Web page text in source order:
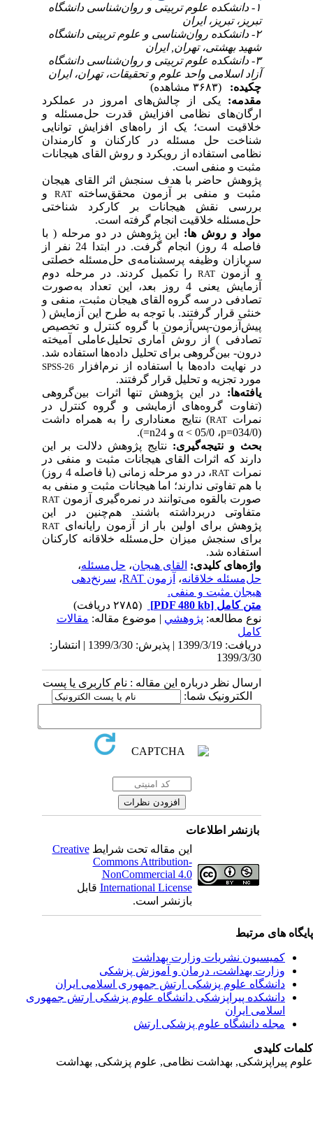
۱- دانشکده علوم تربیتی و روان‌شناسی دانشگاه
تبریز، تبریز، ایران
۲- دانشکده روان‌شناسی و علوم تربیتی دانشگاه
شهید بهشتی، تهران, ایران
۳- دانشکده علوم تربیتی و روان‌شناسی دانشگاه
آزاد اسلامی واحد علوم و تحقیقات، تهران، ایران
چکیده:
مقدمه:یکی از چالش‌های امروز در عملکرد
ارگان‌های نظامی افزایش قدرت حل‌مسئله و
خلاقیت است؛ یک از راه‌های افزایش توانایی
شناخت حل ‌مسئله در کارکنان و کارمندان
نظامی استفاده از رویکرد و روش القای هیجانات
مثبت و منفی است.
پژوهش حاضر با هدف ‌سنجش اثر القای هیجان
مثبت و منفی بر آزمون محقق‌ساختهRATو
بررسی نقش هیجانات بر کارکرد شناختی
حل‌مسئله خلاقیت انجام گرفته است.
مواد و روش ها:این پژوهش در دو مرحله ( با
فاصله 4 روز) انجام گرفت. در ابتدا 24 نفر از
سربازان وظیفه پرسشنامه‌ی حل‌مسئله خصلتی
و آزمونRATرا تکمیل کردند. در مرحله دوم
آزمایش یعنی 4 روز بعد، این تعداد به‌صورت
تصادفی در سه گروه القای هیجان مثبت، منفی و
خنثی قرار گرفتند. با توجه به طرح این آزمایش (
پیش‌آزمون-پس‌آزمون با گروه کنترل و تخصیص
تصادفی ) از روش آماری تحلیل‌عاملی آمیخته
درون- ‌بین‌گروهی برای تحلیل داده‌ها استفاده شد.
در نهایت داده‌ها با استفاده از نرم‌افزارSPSS-26
مورد تجزیه و تحلیل قرار گرفتند.
یافته‌ها:در این پژوهش تنها اثرات بین‌گروهی
(تفاوت گروه‌های آزمایشی و گروه کنترل در
نمراتRAT) نتایج معناداری را به همراه داشت
p=، 05/0
>
α و 24 n
=
)
.
بحث و نتیجه‌گیری:نتایج پژوهش دلالت بر این
دارند که اثرات القای هیجانات مثبت و منفی در
نمراتRAT
، در دو مرحله زمانی (با فاصله 4 روز)
با هم تفاوتی ندارند؛ اما هیجانات مثبت و منفی به
صورت بالقوه می‌توانند در نمره‌گیری آزمونRAT
متفاوتی دربرداشته باشند. هم‌چنین در این
پژوهش برای اولین بار از آزمون رایانه‌ایRAT
برای سنجش میزان حل‌مسئله خلاقانه کارکنان
استفاده شد.
واژه‌های کلیدی:القای هیجان،حل‌مسئله،
حل‌مسئله خلاقانه،آزمون RAT ،سرنخ‌دهی
هیجان مثبت و منفی.
متن کامل[PDF 480 kb]
نوع مطالعه:پژوهشي| موضوع مقاله:مقالات
کامل
دریافت: 1399/3/19 | پذیرش: 1399/3/30 | انتشار:
1399/3/30
ارسال نظر درباره این مقاله : نام کاربری یا پست
الکترونیک شما:
بازنشر اطلاعات
این مقاله تحت شرایطCreative
Commons Attribution-
NonCommercial 4.0
International Licenseقابل
بازنشر است.
های مرتبط
کمیسیون نشریات وزارت بهداشت
وزارت بهداشت، درمان و آموزش پزشکی
دانشگاه علوم پزشکی ارتش جمهوری اسلامی ایران
دانشکده پیراپزشکی دانشگاه علوم پزشکی ارتش جمهوری
اسلامی ایران
مجله دانشگاه علوم پزشکی ارتش
کلیدی
پیراپزشکی, بهداشت نظامی, علوم پزشکی, بهداشت